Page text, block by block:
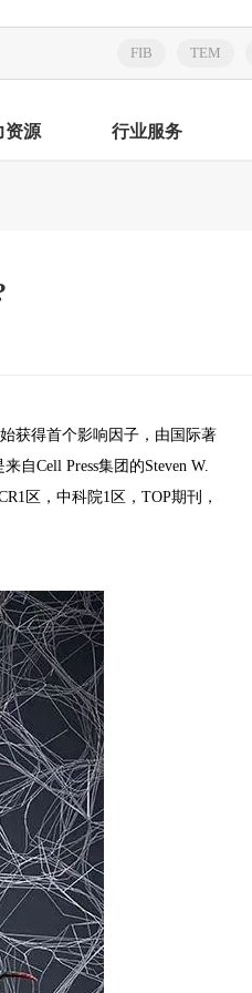
FIB TEM
资源 行业服务
获得首个影响因子，由国际著
自Cell Press集团的Steven W.
区，中科院1区，TOP期刊，